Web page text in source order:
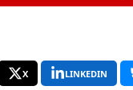
X LINKEDIN